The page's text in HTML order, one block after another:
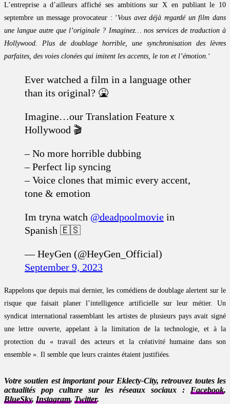
L’entreprise a d’ailleurs affiché ses ambitions sur X en publiant le 10
septembre un message provocateur : ‘Vous avez déjà regardé un film dans
une langue autre que l’originale ? Imaginez… nos services de traduction à
Hollywood. Plus de doublage horrible, une synchronisation des lèvres
parfaites, des voies clonées qui imitent les accents, le ton et l’émotion. ‘
Ever watched a film in a language other
than its original? 🤮
Imagine…our Translation Feature x
Hollywood 🎬
– No more horrible dubbing
– Perfect lip syncing
– Voice clones that mimic every accent,
tone & emotion
Im tryna watch @deadpoolmovie in
Spanish 🇪🇸
— HeyGen (@HeyGen_Official)
September 9, 2023
Rappelons que depuis mai dernier, les comédiens de doublage alertent sur le
risque que faisait planer l’intelligence artificielle sur leur métier. Un
syndicat international rassemblant les artistes de plusieurs pays avait signé
une lettre ouverte, appelant à la limitation de la technologie, et à la
protection du « travail des acteurs et la créativité humaine dans son
ensemble ». Il semble que leurs craintes étaient justifiées.
Votre soutien est important pour Eklecty-City, retrouvez toutes les
actualités pop culture sur les réseaux sociaux : Facebook,
BlueSky, Instagram, Twitter.